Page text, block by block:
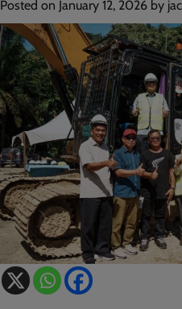
Posted on January 12, 2026 by